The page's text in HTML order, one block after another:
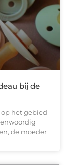
bij de
op het gebied
de moeder